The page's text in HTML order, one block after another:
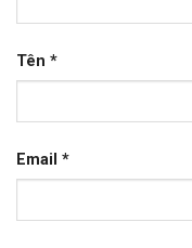
Tên *
Email *